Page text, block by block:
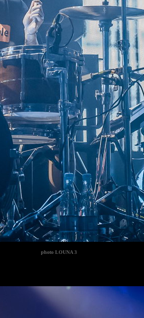
photo LOUNA 3